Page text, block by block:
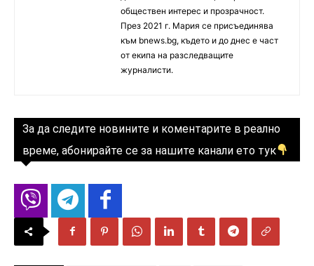
обществен интерес и прозрачност.
През 2021 г. Мария се присъединява
към bnews.bg, където и до днес е част
от екипа на разследващите
журналисти.
За да следите новините и коментарите в реално
време, абонирайте се за нашите канали ето тук